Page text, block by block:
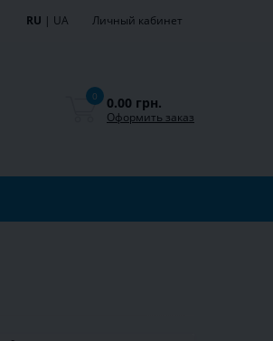
RU | UA Личный кабинет
0 0.00 грн.
Оформить заказ